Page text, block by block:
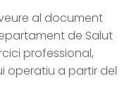
al document
de Salut
professional,
operatiu a partir del